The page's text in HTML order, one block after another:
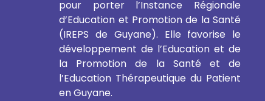
pour porter l’Instance Régionale
d’Education et Promotion de la Santé
(IREPS de Guyane). Elle favorise le
développement de l’Education et de
la Promotion de la Santé et de
l’Education Thérapeutique du Patient
en Guyane.